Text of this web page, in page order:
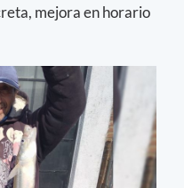
mejora en horario